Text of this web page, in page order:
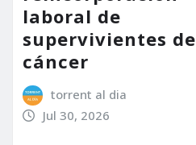
laboral de
supervivientes de
cáncer
torrent al dia
Jul 30, 2026